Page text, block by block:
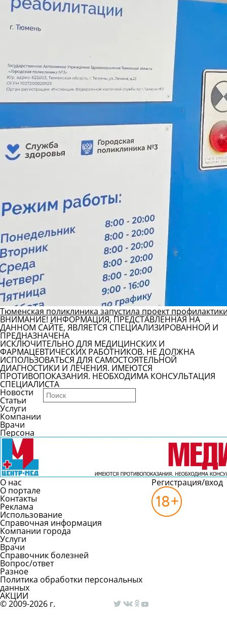
Тюменская поликлиника запустила проект
ВНИМАНИЕ! ИНФОРМАЦИЯ, ПРЕДСТАВЛЕННАЯ НА
ДАННОМ САЙТЕ, ЯВЛЯЕТСЯ СПЕЦИАЛИЗИРОВАННОЙ И
ПРЕДНАЗНАЧЕНА
ИСКЛЮЧИТЕЛЬНО ДЛЯ МЕДИЦИНСКИХ И
ФАРМАЦЕВТИЧЕСКИХ РАБОТНИКОВ. НЕ ДОЛЖНА
ИСПОЛЬЗОВАТЬСЯ ДЛЯ САМОСТОЯТЕЛЬНОЙ
ДИАГНОСТИКИ И ЛЕЧЕНИЯ. ИМЕЮТСЯ
ПРОТИВОПОКАЗАНИЯ. НЕОБХОДИМА КОНСУЛЬТАЦИЯ
СПЕЦИАЛИСТА
Новости
Статьи
Услуги
Компании
Врачи
Персона
О нас
О портале
Контакты
Реклама
Использование
Справочная информация
Компании города
Услуги
Врачи
Справочник болезней
Вопрос/ответ
Разное
Политика обработки персональных
данных
АКЦИИ
Регистрация/вход
© 2009-2026 г.